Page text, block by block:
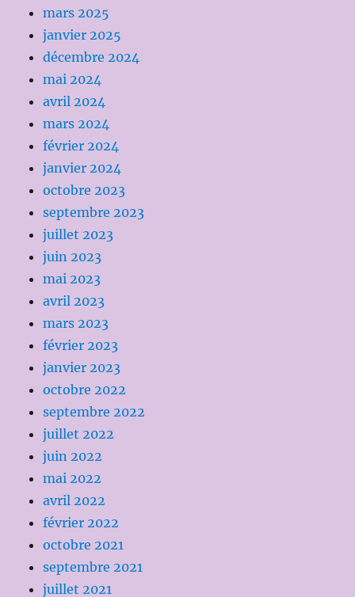
mars 2025
janvier 2025
décembre 2024
mai 2024
avril 2024
mars 2024
février 2024
janvier 2024
octobre 2023
septembre 2023
juillet 2023
juin 2023
mai 2023
avril 2023
mars 2023
février 2023
janvier 2023
octobre 2022
septembre 2022
juillet 2022
juin 2022
mai 2022
avril 2022
février 2022
octobre 2021
septembre 2021
juillet 2021